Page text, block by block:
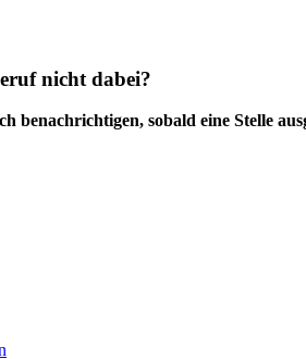
nicht dabei?
benachrichtigen, sobald eine Stelle